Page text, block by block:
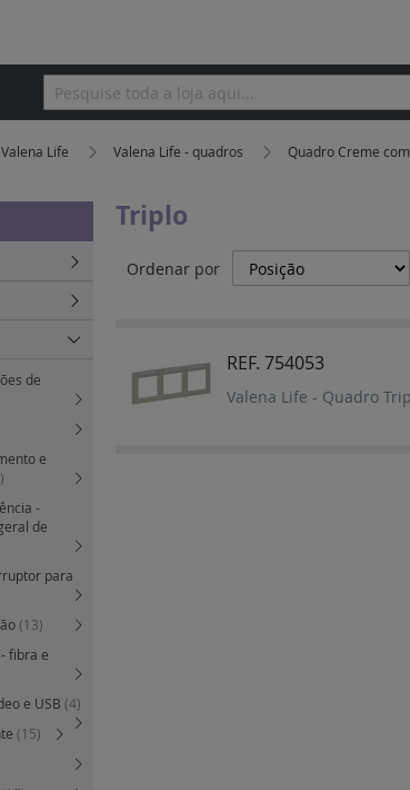
Pesquisa
Valena Life Valena Life - quadros Quadro Creme
Triplo
Ordenar por
REF. 754053
Valena Life - Quadro
de
e
-
de
para
(13)
fibra e
e USB (4)
(15)